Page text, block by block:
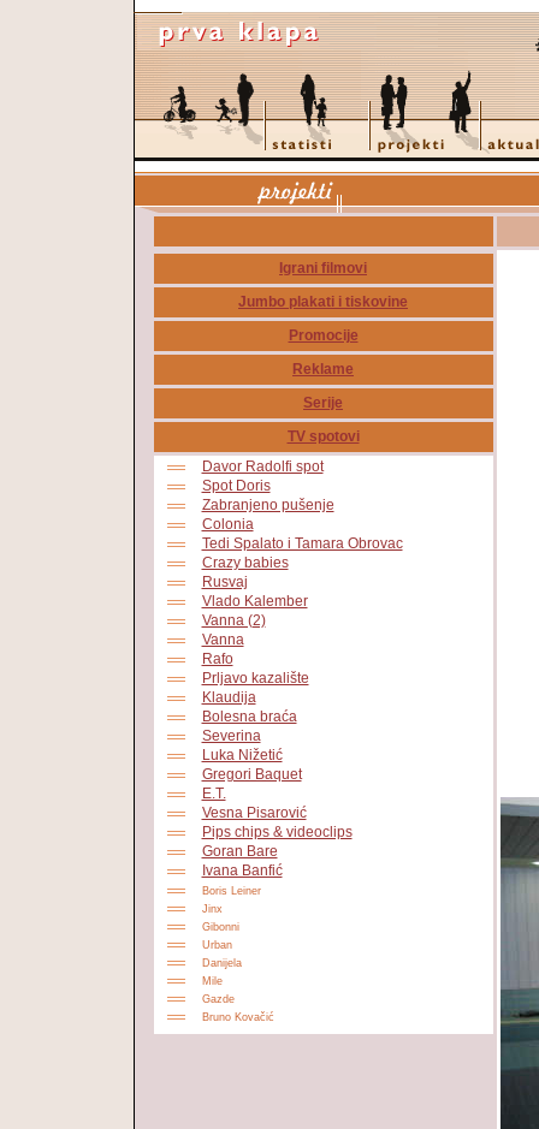
Igrani filmovi
Jumbo plakati i tiskovine
Promocije
Reklame
Serije
TV spotovi
Davor Radolfi spot
Spot Doris
Zabranjeno pušenje
Colonia
Tedi Spalato i Tamara Obrovac
Crazy babies
Rusvaj
Vlado Kalember
Vanna (2)
Vanna
Rafo
Prljavo kazalište
Klaudija
Bolesna braća
Severina
Luka Nižetić
Gregori Baquet
E.T.
Vesna Pisarović
Pips chips & videoclips
Goran Bare
Ivana Banfić
Boris Leiner
Jinx
Gibonni
Urban
Danijela
Mile
Gazde
Bruno Kovačić